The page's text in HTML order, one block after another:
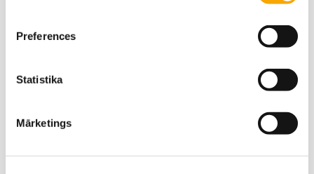
Preferences
Statistika
Mārketings